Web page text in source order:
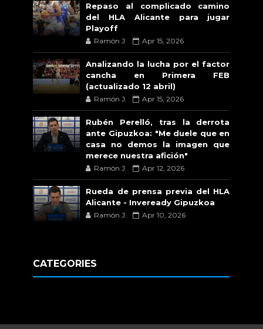
Repaso al complicado camino
del HLA Alicante para jugar
Playoff
Ramón J. Apr 15, 2026
Analizando la lucha por el factor
cancha en Primera FEB
(actualizado 12 abril)
Ramón J. Apr 15, 2026
Rubén Perelló, tras la derrota
ante Gipuzkoa: "Me duele que en
casa no demos la imagen que
merece nuestra afición"
Ramón J. Apr 12, 2026
Rueda de prensa previa del HLA
Alicante - Inveready Gipuzkoa
Ramón J. Apr 10, 2026
CATEGORIES